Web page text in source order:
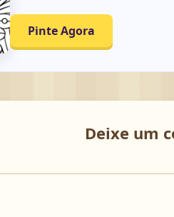
Pinte Agora
Deixe um